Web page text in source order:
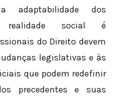
adaptabilidade dos
realidade social é
do Direito devem
legislativas e às
que podem redefinir
precedentes e suas